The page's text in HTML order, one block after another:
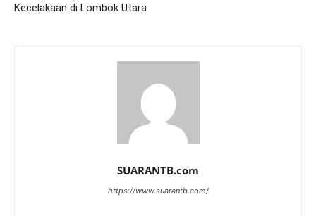
Kecelakaan di Lombok Utara
SUARANTB.com
https://www.suarantb.com/